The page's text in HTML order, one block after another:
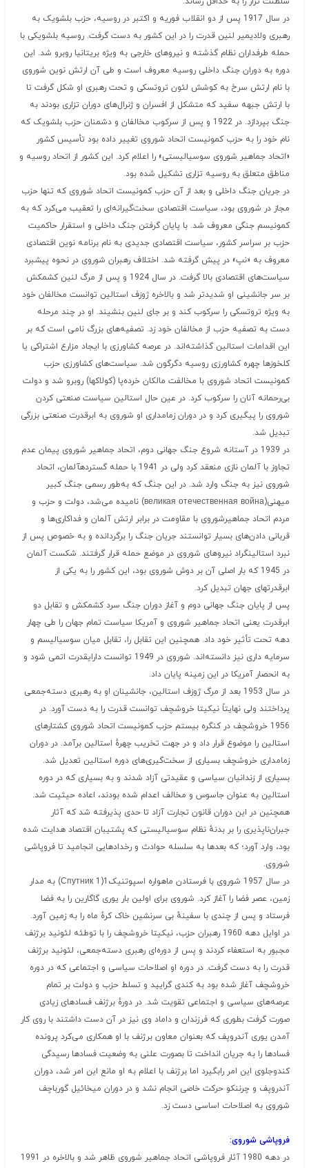
در سال 1917 پس از دو انقلاب فوریه و اکتبر در روسیه، حزب بلشویک به
رهبری ولادیمیر لنین قدرت را در این کشور به دست گرفت. روسیه بلشویکی با
حمله طرفداران نظام گذشته و نیروهای خارجی به ویژه بریتانیا روبرو شد. این
دوره به دوران جنگ داخلی روسیه معروف است و طی آن ارتش نوین شوروی
با نام ارتش سرخ به کوشش لئون تروتسکی و تحت رهبری او شکل گرفت تا
با ارتش جبهه سفید که متشکل از افسران و ژنرال‌های دوران تزاری بودند به
جنگ بپردازد. در 1922 و پس از سرکوب مخالفان و دشمنان حزب بلشویک که
نام خود را به حزب کمونیست اتحاد شوروی تغییر داده بود تأسیس کشور
«اتحاد جماهیر شوروی سوسیالیستی» را اعلام کرد. این کشور از اتحاد روسیه و
مناطق متعلق به روسیه تزاری تشکیل شده بود.
در جریان جنگ داخلی و بعد از آن حزب کمونیست اتحاد شوروی که تنها حزب
مجاز در شوروی بود، سیاست اقتصادی سخت‌گیرانه‌ای را تعقیب می‌کرد که به
کمونیسم جنگی معروف شد. با پایان گرفتن جنگ داخلی و استقرار حاکمیت
حزب بر سراسر کشور، سیاست اقتصادی جدیدی به نام برنامه نوین اقتصادی
معروف به «نپ» در پیش گرفته شد. اختلاف رهبران شوروی در نحوه پیشبرد
سیاست‌های اقتصادی بالا گرفت. در سال 1924 و پس از مرگ لنین کشمکش
بر سر جانشینی او شدیدتر شد و بالاخره ژوزف استالین توانست مخالفان خود
به ویژه تروتسکی را سرکوب کند و بر جای لنین بنشیند. او در چند مرحله
دست به تصفیه حزب از مخالفان خود زد. تصفیه‌های بزرگ نامی است که بر
این اقدامات استالین گذاشته‌اند. در عرصه کشاورزی با ایجاد مزارع اشتراکی یا
کلخوزها چهره کشاورزی روسیه دگرگون شد. سیاست‌های کشاورزی حزب
کمونیست اتحاد شوروی با مخالفت مالکان خرده‌پا (کولاکها) روبرو شد و دولت
بی‌رحمانه آنان را سرکوب کرد. در عین حال استالین سیاست صنعتی کردن
شوروی را پیگیری کرد و در دوران زمامداری او شوروی به ابرقدرت صنعتی بزرگی
تبدیل شد.
در 1939 در آستانه شروع جنگ جهانی دوم، اتحاد جماهیر شوروی پیمان عدم
تجاوز با آلمان نازی منعقد کرد ولی در 1941 با حمله گستردهآلمان، اتحاد
شوروی نیز به جنگ وارد شد. در این جنگ که به‌طور رسمی جنگ کبیر
میهنی(великая отечественная война) نامیده می‌شد، دولت و حزب و
مردم اتحاد جماهیرشوروی با مقاومت در برابر ارتش آلمان و فداکاری‌ها و
قربانی دادن‌های بسیار توانستند جریان جنگ را برگردانده و به خصوص پس از
نبرد استالینگراد نیروهای شوروی در موضع حمله قرار گرفتند. شکست آلمان
در 1945 که بار اصلی آن بر دوش شوروی بود، این کشور را به یکی از
ابرقدرتهای جهان تبدیل کرد.
پس از پایان جنگ جهانی دوم و آغاز دوران جنگ سرد کشمکش و تقابل دو
ابرقدرت یعنی اتحاد جماهیر شوروی و آمریکا سیاست تمام جهان را طی چهار
دهه تحت تأثیر خود داد. همچنین این تقابل را، تقابل میان سوسیالیسم و
سرمایه داری نیز دانسته‌اند. شوروی در 1949 توانست دارایقدرت اتمی شود و
به انحصار آمریکا در این زمینه پایان داد.
در سال 1953 بعد از مرگ ژوزف استالین، جانشینان او به رهبری دسته‌جمعی
پرداختند ولی نهایتاً نیکیتا خروشچف توانست قدرت را به دست آورد. در
1956 خروشچف در کنگره بیستم حزب کمونیست اتحاد شوروی کشتارهای
استالین را موضوع قرار داد و در جهت تخریب چهرهٔ استالین برآمد. در دوران
زمامداری خروشچف بسیاری از سخت‌گیری‌های دوره استالین تعدیل شد.
بسیاری از زندانیان سیاسی و عقیدتی آزاد شدند و به بسیاری که در دوره
استالین به عنوان جاسوس و مخالف اعدام شده بودند، اعاده حیثیت شد.
همچنین در این دوران قانون تجارت آزاد تا حدی پذیرفته شد که آثار
جبران‌ناپذیری را بر بدنهٔ نظام سوسیالیستی که پشتیبان اقتصاد هدایت شده
بود، وارد آورد؛ که بعدها به سلسله حوادث و رخدادهایی انجامید تا فروپاشی
شوروی.
در سال 1957 شوروی با فرستادن ماهواره اسپوتنیک1(Спутник 1) به مدار
زمین، عصر فضا را آغاز کرد. شوروی برای اولین بار یوری گاگارین را به فضا
فرستاد و پس از چندی با سفینهٔ بی سرنشین خاک کرهٔ ماه را به زمین آورد.
در اوایل دهه 1960 رهبران حزب، نیکیتا خروشچف را با توطئه لئونید برژنف
مجبور به استعفاء کردند و پس از دوره‌ای رهبری دسته‌جمعی، لئونید برژنف
قدرت را به دست گرفت. در دوره او اصلاحات سیاسی و اجتماعی که در دوره
خروشچف آغاز شده بود به کندی گرایید و تسلط حزب و دولت بر تمام
عرصه‌های سیاسی و اجتماعی تقویت شد. در دورهٔ برژنف فسادهای زیادی
صورت گرفت بطوری که فرزندان و داماد وی نیز در آن دست داشتند با روی کار
آمدن یوری آندروپف که بعنوان معاون برژنف با او همکاری می‌کرد پرونده
فسادها را به جریان انداخت تا بصورت علنی به وضعیت فسادها رسیدگی
کندوجلوی این امر رابگیرد اما برژنف با اعلام به او مانع این امر شد، دوران
آندروپف و چرننکو حرکت خاصی انجام نشد و در دوران میخائیل گورباچف
شوروی به اصلاحات اساسی دست زد.
فروپاشی شوروی:
در دهه 1980 آثار فروپاشی اتحاد جماهیر شوروی ظاهر شد و بالاخره در 1991